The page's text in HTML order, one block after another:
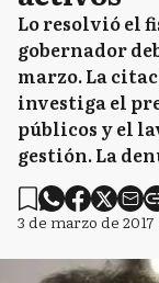
Lo resolvió el
gobernador
marzo. La
investiga el
públicos y el
gestión. La
3 de marzo de